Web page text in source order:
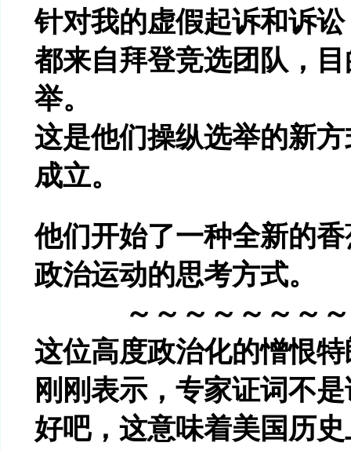
针对我的虚假起诉和诉
都来自拜登竞选团队，
举。
这是他们操纵选举的新
成立。
他们开始了一种全新的
政治运动的思考方式。
～～～～～～～
这位高度政治化的憎恨
刚刚表示，专家证词不
好吧，这意味着美国历